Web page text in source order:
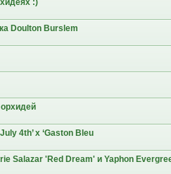
:)
Doulton Burslem
4th’ x ‘Gaston Bleu
Salazar 'Red Dream' и Yaphon